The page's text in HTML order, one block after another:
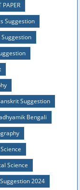
PAPER
Suggestion
Suggestion
Suggestion
Bengali
Science
2024